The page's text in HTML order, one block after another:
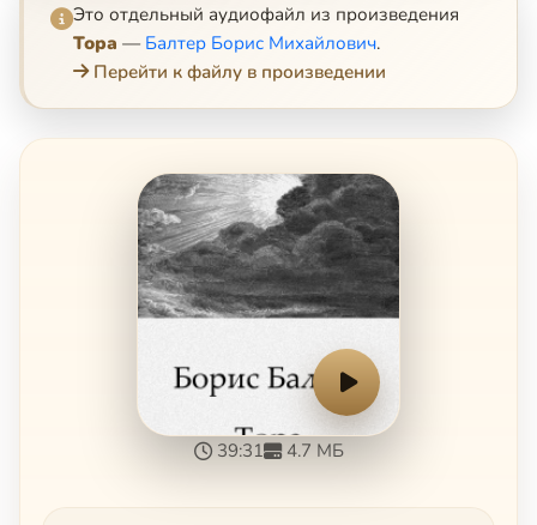
Это отдельный аудиофайл из произведения
Тора — Балтер Борис Михайлович.
Перейти к файлу в произведении
39:31 4.7 МБ